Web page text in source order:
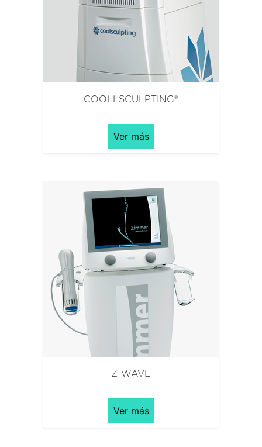
COOLLSCULPTING®
Ver más
Z-WAVE
Ver más